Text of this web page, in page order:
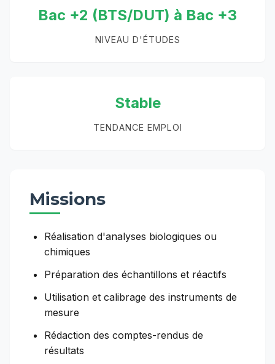
Bac +2 (BTS/DUT) à Bac +3
NIVEAU D'ÉTUDES
Stable
TENDANCE EMPLOI
Missions
Réalisation d'analyses biologiques ou
chimiques
Préparation des échantillons et réactifs
Utilisation et calibrage des instruments de
mesure
Rédaction des comptes-rendus de
résultats